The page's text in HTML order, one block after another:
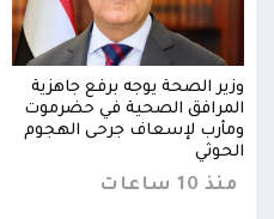
وزير الصحة يوجه برفع جاهزية
المرافق الصحية في حضرموت
ومأرب لإسعاف جرحى الهجوم
الحوثي
منذ 10 ساعات